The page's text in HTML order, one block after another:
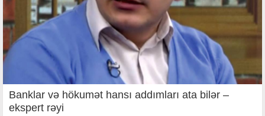
Banklar və hökumət hansı addımları ata bilər –
ekspert rəyi